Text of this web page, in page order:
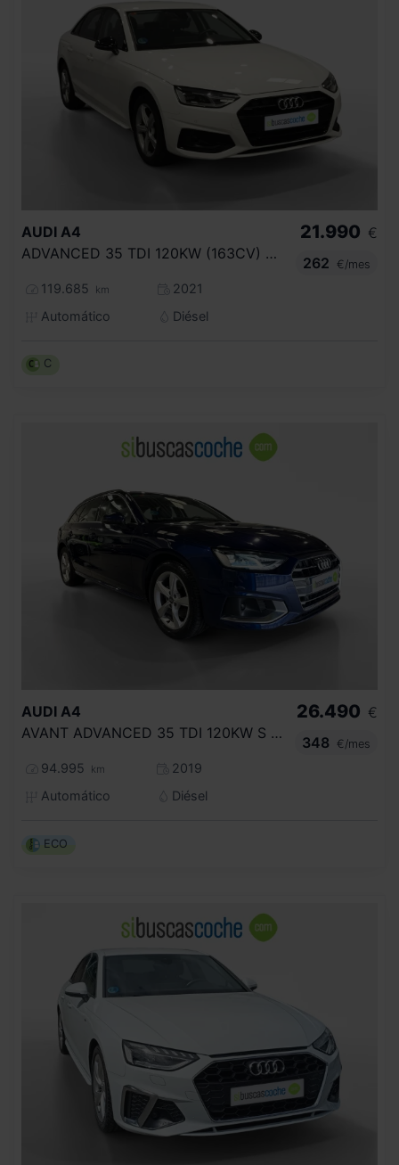
AUDI A4
ADVANCED 35 TDI 120KW (163CV) S TRONIC
119.685 km
2021
Automático
Diésel
21.990 €
262
€/mes
C
AUDI A4
AVANT ADVANCED 35 TDI 120KW S TRONIC
94.995 km
2019
Automático
Diésel
26.490 €
348
€/mes
ECO